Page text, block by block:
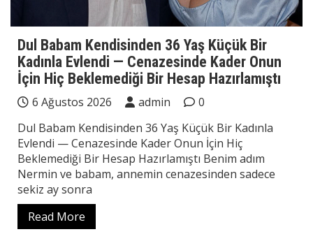
Dul Babam Kendisinden 36 Yaş Küçük Bir
Kadınla Evlendi — Cenazesinde Kader Onun
İçin Hiç Beklemediği Bir Hesap Hazırlamıştı
6 Ağustos 2026 admin
0
Dul Babam Kendisinden 36 Yaş Küçük Bir Kadınla
Evlendi — Cenazesinde Kader Onun İçin Hiç
Beklemediği Bir Hesap Hazırlamıştı Benim adım
Nermin ve babam, annemin cenazesinden sadece
sekiz ay sonra
Read More